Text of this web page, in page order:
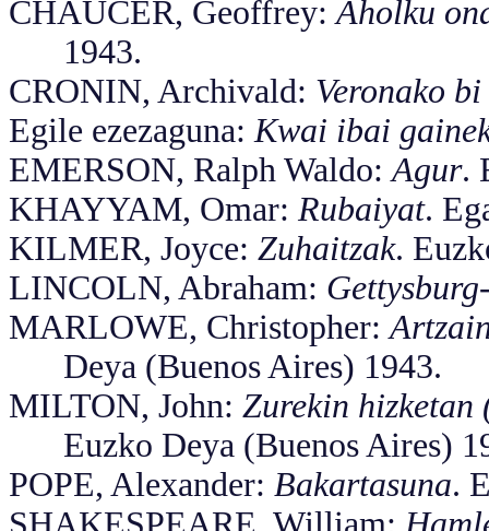
CHAUCER, Geoffrey:Aholku
1943.
CRONIN, Archivald: Veronako
Egile ezezaguna: Kwai ibai
EMERSON, Ralph Waldo:Agur.
KHAYYAM, Omar: Rubaiyat.
KILMER, Joyce: Zuhaitzak.
LINCOLN, Abraham:
MARLOWE, Christopher:
Deya (Buenos Aires) 1943.
MILTON, John: Zurekin
Euzko Deya (Buenos Aires)
POPE, Alexander: Bakartasuna.